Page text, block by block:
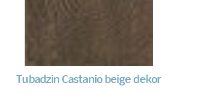
Tubadzin Castanio beige dekor